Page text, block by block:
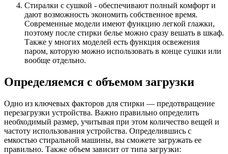
Стиралки с сушкой - обеспечивают полный комфорт и
дают возможность экономить собственное время.
Современные модели имеют функцию легкой глажки,
поэтому после стирки белье можно сразу вешать в шкаф.
Также у многих моделей есть функция освежения
паром, которую можно использовать в конце сушки или
вообще отдельно.
Определяемся с объемом загрузки
Одно из ключевых факторов для стирки — предотвращение
перезагрузки устройства. Важно правильно определить
необходимый размер, учитывая при этом количество вещей и
частоту использования устройства. Определившись с
емкостью стиральной машины, вы сможете загружать ее
правильно. Также объем зависит от типа загрузки: